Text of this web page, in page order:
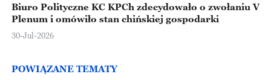
Biuro Polityczne KC KPCh zdecydowało o zwołaniu V
Plenum i omówiło stan chińskiej gospodarki
30-Jul-2026
POWIĄZANE TEMATY